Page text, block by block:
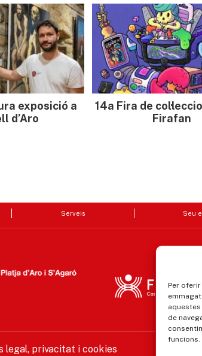
Per
de
funcions.
exposició a
d’Aro
14a Fira de
Firafan
Serveis Seu
legal, privacitat i cookies